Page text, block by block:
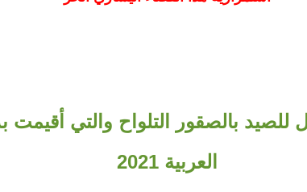
للصيد بالصقور التلواح والتي أقيمت
العربية 2021